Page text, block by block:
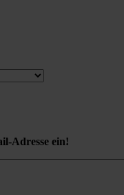
Adresse ein!